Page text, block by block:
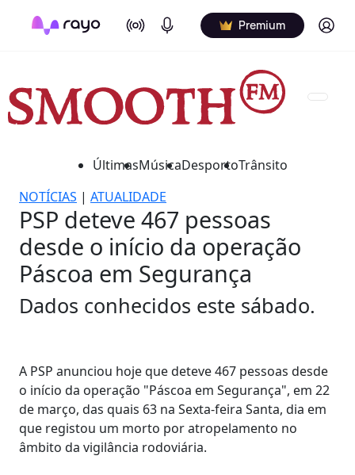
On Air Podcasts Premium Log in
ÚltimasMúsicaDesportoTrânsito
NOTÍCIAS | ATUALIDADE
PSP deteve 467 pessoas
desde o início da operação
Páscoa em Segurança
Dados conhecidos este sábado.
A PSP anunciou hoje que deteve 467 pessoas desde
o início da operação "Páscoa em Segurança", em 22
de março, das quais 63 na Sexta-feira Santa, dia em
que registou um morto por atropelamento no
âmbito da vigilância rodoviária.